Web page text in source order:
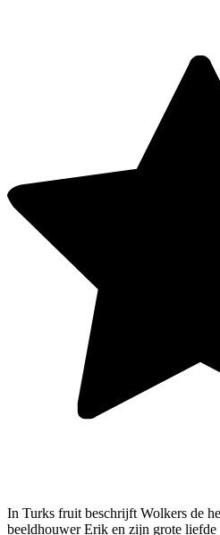
In Turks fruit beschrijft Wolkers de
beeldhouwer Erik en zijn grote liefde